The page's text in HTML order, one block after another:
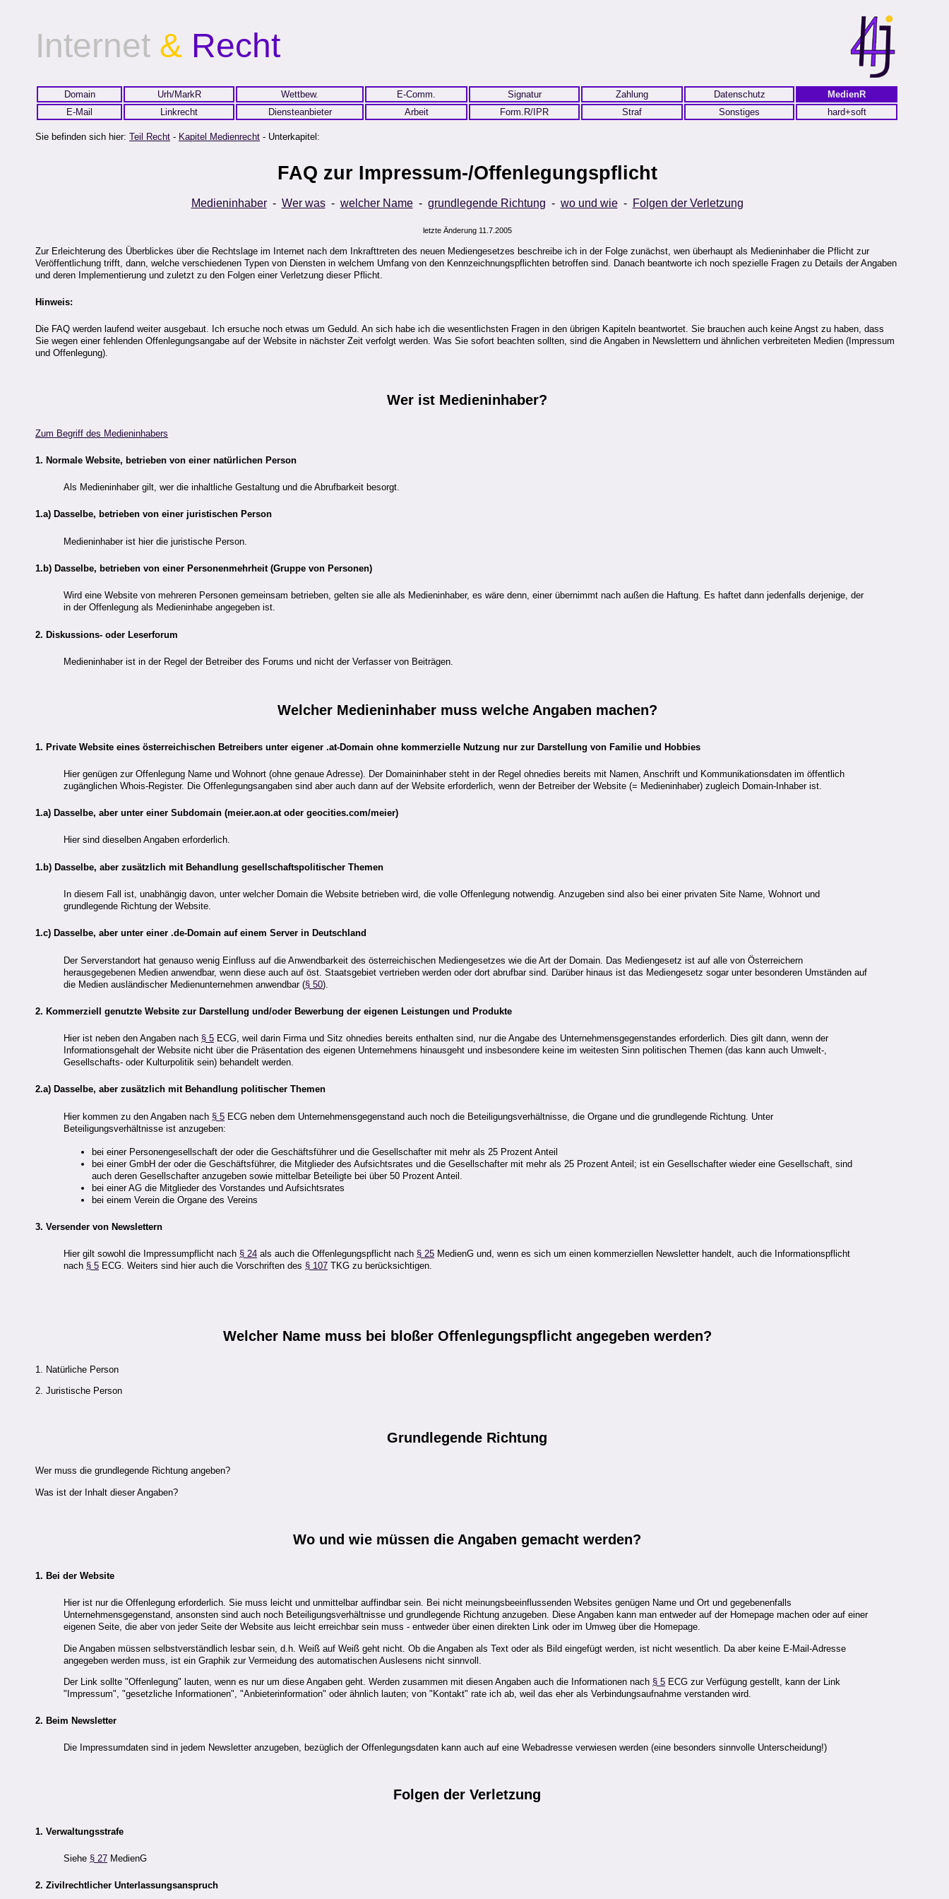
Internet & Recht
Domain Urh/MarkR Wettbew. E-Comm. Signatur Zahlung Datenschutz
MedienR
E-Mail
Linkrecht Diensteanbieter Arbeit Form.R/IPR Straf Sonstiges hard+soft
Sie befinden sich hier: Teil Recht - Kapitel Medienrecht - Unterkapitel:
FAQ zur Impressum-/Offenlegungspflicht
Medieninhaber- Wer was- welcher Name- grundlegende Richtung - wo und wie- Folgen der Verletzung
letzte Änderung 11.7.2005
Zur Erleichterung des Überblickes über die Rechtslage im Internet nach dem Inkrafttreten des neuen Mediengesetzes beschreibe ich in der Folge zunächst, wen überhaupt als Medieninhaber die Pflicht zur
Veröffentlichung trifft, dann, welche verschiedenen Typen von Diensten in welchem Umfang von den Kennzeichnungspflichten betroffen sind. Danach beantworte ich noch spezielle Fragen zu Details der Angaben
und deren Implementierung und zuletzt zu den Folgen einer Verletzung dieser Pflicht.
Hinweis:
Die FAQ werden laufend weiter ausgebaut. Ich ersuche noch etwas um Geduld. An sich habe ich die wesentlichsten Fragen in den übrigen Kapiteln beantwortet. Sie brauchen auch keine Angst zu haben, dass
Sie wegen einer fehlenden Offenlegungsangabe auf der Website in nächster Zeit verfolgt werden. Was Sie sofort beachten sollten, sind die Angaben in Newslettern und ähnlichen verbreiteten Medien (Impressum
und Offenlegung).
Wer ist Medieninhaber?
Zum Begriff des Medieninhabers
1. Normale Website, betrieben von einer natürlichen Person
Als Medieninhaber gilt, wer die inhaltliche Gestaltung und die Abrufbarkeit besorgt.
1.a) Dasselbe, betrieben von einer juristischen Person
Medieninhaber ist hier die juristische Person.
1.b) Dasselbe, betrieben von einer Personenmehrheit (Gruppe von Personen)
Wird eine Website von mehreren Personen gemeinsam betrieben, gelten sie alle als Medieninhaber, es wäre denn, einer übernimmt nach außen die Haftung. Es haftet dann jedenfalls derjenige, der
in der Offenlegung als Medieninhabe angegeben ist.
2. Diskussions- oder Leserforum
Medieninhaber ist in der Regel der Betreiber des Forums und nicht der Verfasser von Beiträgen.
WelcherMedieninhaber muss welche Angaben machen?
1. Private Website eines österreichischen Betreibers unter eigener .at-Domain ohne kommerzielle Nutzung nur zur Darstellung von Familie und Hobbies
Hier genügen zur Offenlegung Name und Wohnort (ohne genaue Adresse). Der Domaininhaber steht in der Regel ohnedies bereits mit Namen, Anschrift und Kommunikationsdaten im öffentlich
zugänglichen Whois-Register. Die Offenlegungsangaben sind aber auch dann auf der Website erforderlich, wenn der Betreiber der Website (= Medieninhaber) zugleich Domain-Inhaber ist.
1.a) Dasselbe, aber unter einer Subdomain (meier.aon.at oder geocities.com/meier)
Hier sind dieselben Angaben erforderlich.
1.b) Dasselbe, aber zusätzlich mit Behandlung gesellschaftspolitischer Themen
In diesem Fall ist, unabhängig davon, unter welcher Domain die Website betrieben wird, die volle Offenlegung notwendig. Anzugeben sind also bei einer privaten Site Name, Wohnort und
grundlegende Richtung der Website.
1.c) Dasselbe, aber unter einer .de-Domain auf einem Server in Deutschland
Der Serverstandort hat genauso wenig Einfluss auf die Anwendbarkeit des österreichischen Mediengesetzes wie die Art der Domain. Das Mediengesetz ist auf alle von Österreichern
herausgegebenen Medien anwendbar, wenn diese auch auf öst. Staatsgebiet vertrieben werden oder dort abrufbar sind. Darüber hinaus ist das Mediengesetz sogar unter besonderen Umständen auf
die Medien ausländischer Medienunternehmen anwendbar (§ 50).
2. Kommerziell genutzte Website zur Darstellung und/oder Bewerbung der eigenen Leistungen und Produkte
Hier ist neben den Angaben nach § 5 ECG, weil darin Firma und Sitz ohnedies bereits enthalten sind, nur die Angabe des Unternehmensgegenstandes erforderlich. Dies gilt dann, wenn der
Informationsgehalt der Website nicht über die Präsentation des eigenen Unternehmens hinausgeht und insbesondere keine im weitesten Sinn politischen Themen (das kann auch Umwelt-,
Gesellschafts- oder Kulturpolitik sein) behandelt werden.
2.a) Dasselbe, aber zusätzlich mit Behandlung politischer Themen
Hier kommen zu den Angaben nach § 5 ECG neben dem Unternehmensgegenstand auch noch die Beteiligungsverhältnisse, die Organe und die grundlegende Richtung. Unter
Beteiligungsverhältnisse ist anzugeben:
bei einer Personengesellschaft der oder die Geschäftsführer und die Gesellschafter mit mehr als 25 Prozent Anteil
bei einer GmbH der oder die Geschäftsführer, die Mitglieder des Aufsichtsrates und die Gesellschafter mit mehr als 25 Prozent Anteil; ist ein Gesellschafter wieder eine Gesellschaft, sind
auch deren Gesellschafter anzugeben sowie mittelbar Beteiligte bei über 50 Prozent Anteil.
bei einer AG die Mitglieder des Vorstandes und Aufsichtsrates
bei einem Verein die Organe des Vereins
3. Versender von Newslettern
Hier gilt sowohl die Impressumpflicht nach § 24 als auch die Offenlegungspflicht nach § 25 MedienG und, wenn es sich um einen kommerziellen Newsletter handelt, auch die Informationspflicht
nach § 5 ECG. Weiters sind hier auch die Vorschriften des § 107 TKG zu berücksichtigen.
Welcher Namemuss bei bloßer Offenlegungspflicht angegeben werden?
1. Natürliche Person
2. Juristische Person
Grundlegende Richtung
Wer muss die grundlegende Richtung angeben?
Was ist der Inhalt dieser Angaben?
Wo und wie müssen die Angaben gemacht werden?
1. Bei der Website
Hier ist nur die Offenlegung erforderlich. Sie muss leicht und unmittelbar auffindbar sein. Bei nicht meinungsbeeinflussenden Websites genügen Name und Ort und gegebenenfalls
Unternehmensgegenstand, ansonsten sind auch noch Beteiligungsverhältnisse und grundlegende Richtung anzugeben. Diese Angaben kann man entweder auf der Homepage machen oder auf einer
eigenen Seite, die aber von jeder Seite der Website aus leicht erreichbar sein muss - entweder über einen direkten Link oder im Umweg über die Homepage.
Die Angaben müssen selbstverständlich lesbar sein, d.h. Weiß auf Weiß geht nicht. Ob die Angaben als Text oder als Bild eingefügt werden, ist nicht wesentlich. Da aber keine E-Mail-Adresse
angegeben werden muss, ist ein Graphik zur Vermeidung des automatischen Auslesens nicht sinnvoll.
Der Link sollte "Offenlegung" lauten, wenn es nur um diese Angaben geht. Werden zusammen mit diesen Angaben auch die Informationen nach § 5 ECG zur Verfügung gestellt, kann der Link
"Impressum", "gesetzliche Informationen", "Anbieterinformation" oder ähnlich lauten; von "Kontakt" rate ich ab, weil das eher als Verbindungsaufnahme verstanden wird.
2. Beim Newsletter
Die Impressumdaten sind in jedem Newsletter anzugeben, bezüglich der Offenlegungsdaten kann auch auf eine Webadresse verwiesen werden (eine besonders sinnvolle Unterscheidung!)
Folgen der Verletzung
1. Verwaltungsstrafe
Siehe § 27 MedienG
2. Zivilrechtlicher Unterlassungsanspruch